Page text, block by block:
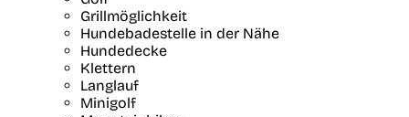
Grillmöglichkeit
Hundebadestelle in der Nähe
Hundedecke
Klettern
Langlauf
Minigolf